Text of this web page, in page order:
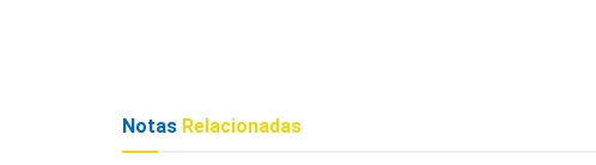
Notas Relacionadas